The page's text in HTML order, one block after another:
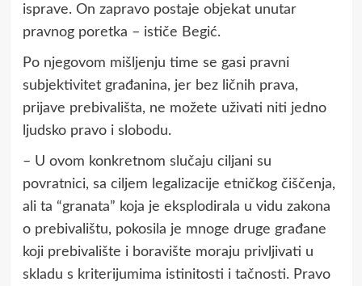
isprave. On zapravo postaje objekat unutar
pravnog poretka – ističe Begić.
Po njegovom mišljenju time se gasi pravni
subjektivitet građanina, jer bez ličnih prava,
prijave prebivališta, ne možete uživati niti jedno
ljudsko pravo i slobodu.
– U ovom konkretnom slučaju ciljani su
povratnici, sa ciljem legalizacije etničkog čiščenja,
ali ta “granata” koja je eksplodirala u vidu zakona
o prebivalištu, pokosila je mnoge druge građane
koji prebivalište i boravište moraju privljivati u
skladu s kriterijumima istinitosti i tačnosti. Pravo